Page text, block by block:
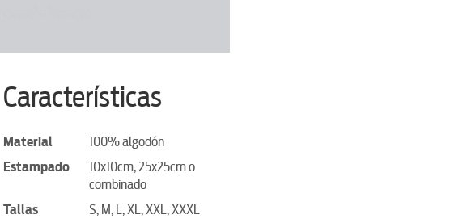
Características
Material
100% algodón
Estampado
10x10cm, 25x25cm o
combinado
Tallas
S, M, L, XL, XXL, XXXL